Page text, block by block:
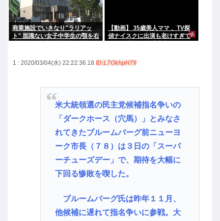
商業施設でいきなり"ラリアッ
ト" 面識ない女子中学生の顎を右
【動画】 35歳美人ママ 、TV探
偵ナイスクに出演も老けすぎて
1 : 2020/03/04(水) 22:22:36.18 ID:L7OkhpH79
米大統領選の民主党候補指名争いの
「ダークホース（穴馬）」とみなさ
れてきたブルームバーグ前ニューヨ
ーク市長（７８）は３日の「スーパ
ーチューズデー」で、期待を大幅に
下回る惨敗を喫した。
ブルームバーグ氏は昨年１１月、
他候補に遅れて指名争いに参戦。大